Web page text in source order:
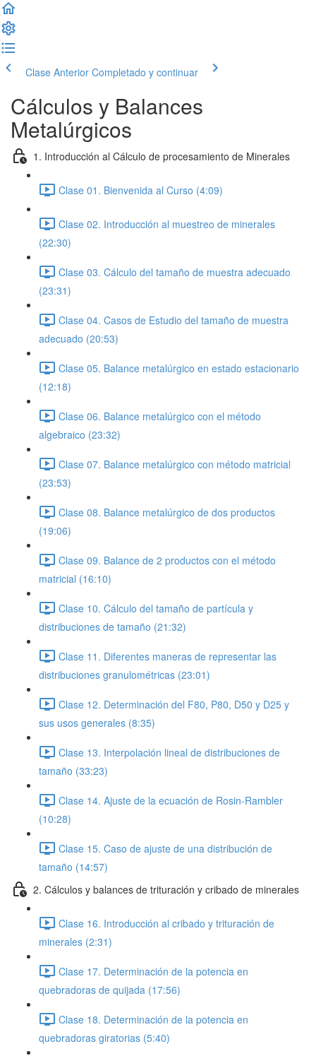
Clase Anterior Completado y continuar
Cálculos y Balances
Metalúrgicos
1. Introducción al Cálculo de procesamiento de Minerales
Clase 01. Bienvenida al Curso (4:09)
Clase 02. Introducción al muestreo de minerales
(22:30)
Clase 03. Cálculo del tamaño de muestra adecuado
(23:31)
Clase 04. Casos de Estudio del tamaño de muestra
adecuado (20:53)
Clase 05. Balance metalúrgico en estado estacionario
(12:18)
Clase 06. Balance metalúrgico con el método
algebraico (23:32)
Clase 07. Balance metalúrgico con método matricial
(23:53)
Clase 08. Balance metalúrgico de dos productos
(19:06)
Clase 09. Balance de 2 productos con el método
matricial (16:10)
Clase 10. Cálculo del tamaño de partícula y
distribuciones de tamaño (21:32)
Clase 11. Diferentes maneras de representar las
distribuciones granulométricas (23:01)
Clase 12. Determinación del F80, P80, D50 y D25 y
sus usos generales (8:35)
Clase 13. Interpolación lineal de distribuciones de
tamaño (33:23)
Clase 14. Ajuste de la ecuación de Rosin-Rambler
(10:28)
Clase 15. Caso de ajuste de una distribución de
tamaño (14:57)
2. Cálculos y balances de trituración y cribado de minerales
Clase 16. Introducción al cribado y trituración de
minerales (2:31)
Clase 17. Determinación de la potencia en
quebradoras de quijada (17:56)
Clase 18. Determinación de la potencia en
quebradoras giratorias (5:40)